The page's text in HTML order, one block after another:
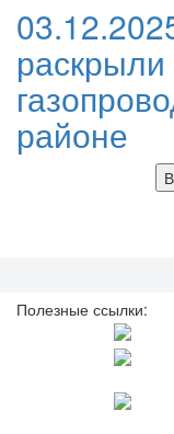
раскрыли
районе
Полезные ссылки: